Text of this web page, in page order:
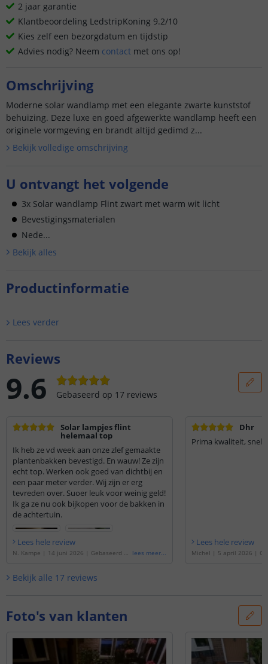
2 jaar garantie
Klantbeoordeling LedstripKoning 9.2/10
Kies zelf een bezorgdatum en tijdstip
Advies nodig? Neem contact met ons op!
Omschrijving
Moderne solar wandlamp met een elegante zwarte kunststof
behuizing. Deze luxe en goed afgewerkte wandlamp heeft een
originele vormgeving en brandt altijd gedimd z...
Bekijk volledige omschrijving
U ontvangt het volgende
3x Solar wandlamp Flint zwart met warm wit licht
Bevestigingsmaterialen
Nede...
Bekijk alles
Productinformatie
Lees verder
Reviews
9.6 Gebaseerd op 17 reviews
Solar lampjes flint
helemaal top
Ik heb ze vd week aan onze zlef gemaakte
plantenbakken bevestigd. En wauw! Ze zijn
echt top. Werken ook goed van dichtbij en
een paar meter verder. Wij zijn er erg
tevreden over. Suoer leuk voor weinig geld!
Ik ga ze nu ook bijkopen voor de bakken in
de achtertuin.
Lees hele review
N. Kampe | 14 juni 2026 | Gebaseerd op
lees meer...
Dhr
Prima kwaliteit,
Lees hele review
Michel | 5 april 2026 |
Bekijk alle 17 reviews
Foto's van klanten